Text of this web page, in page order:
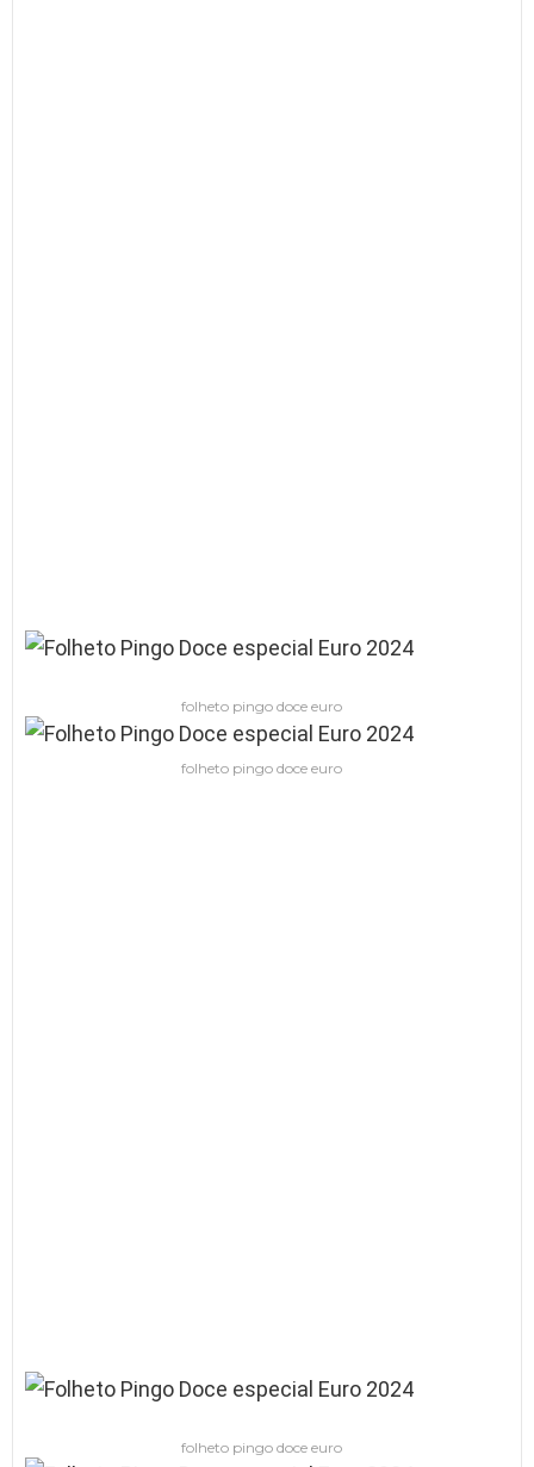
folheto pingo doce euro
folheto pingo doce euro
folheto pingo doce euro